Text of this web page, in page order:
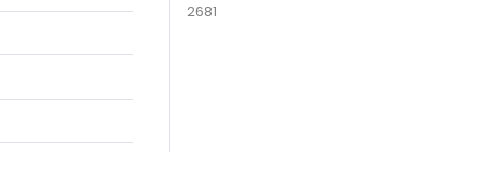
2681